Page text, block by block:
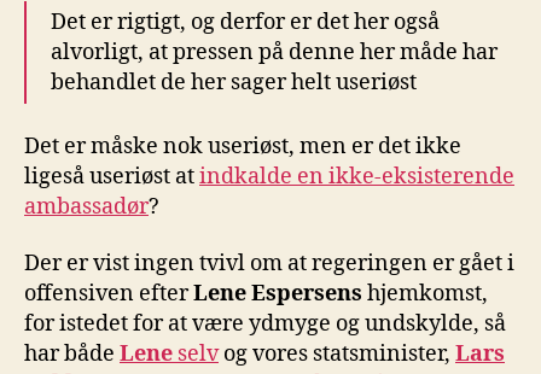
Det er rigtigt, og derfor er det her også
alvorligt, at pressen på denne her måde har
behandlet de her sager helt useriøst
Det er måske nok useriøst, men er det ikke
ligeså useriøst atindkalde en ikke-eksisterende
ambassadør?
Der er vist ingen tvivl om at regeringen er gået i
offensiven efterLene Espersens hjemkomst,
for istedet for at være ydmyge og undskylde, så
har både Lene selvog vores statsminister, Lars